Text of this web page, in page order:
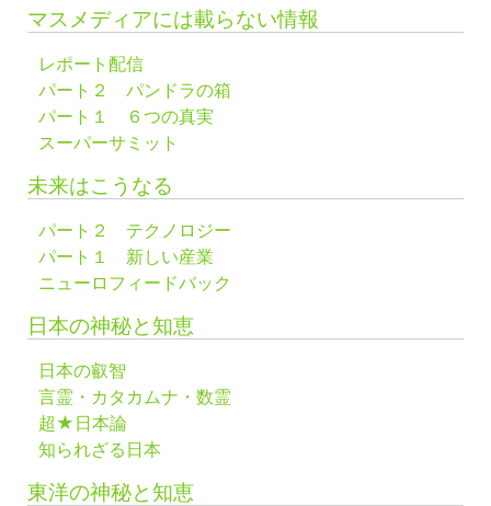
マスメディアには載らない情報
レポート配信
パート２ パンドラの箱
パート１ ６つの真実
スーパーサミット
未来はこうなる
パート２ テクノロジー
パート１ 新しい産業
ニューロフィードバック
日本の神秘と知恵
日本の叡智
言霊・カタカムナ・数霊
超★日本論
知られざる日本
東洋の神秘と知恵